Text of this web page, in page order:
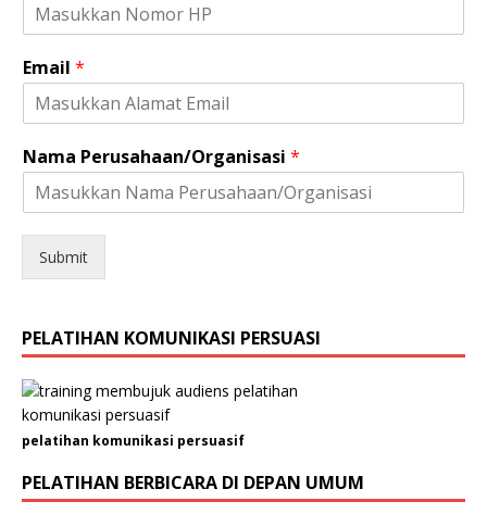
E
m
i
N
m
a
e
m
i
n
Email *
Nama Perusahaan/Organisasi *
Submit
PELATIHAN KOMUNIKASI PERSUASI
pelatihan komunikasi persuasif
PELATIHAN BERBICARA DI DEPAN UMUM